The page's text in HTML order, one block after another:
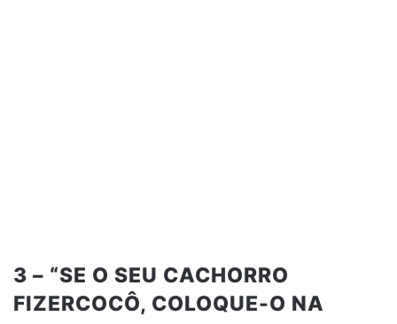
3 – “SE O SEU CACHORRO
FIZERCOCÔ, COLOQUE-O NA